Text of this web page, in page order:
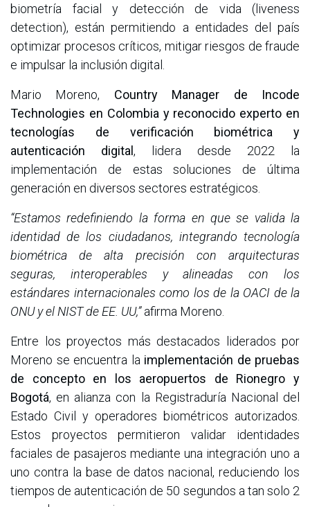
biometría facial y detección de vida (liveness
detection), están permitiendo a entidades del país
optimizar procesos críticos, mitigar riesgos de fraude
e impulsar la inclusión digital.
Mario Moreno, Country Manager de Incode
Technologies en Colombia y reconocido experto en
tecnologías de verificación biométrica y
autenticación digital, lidera desde 2022 la
implementación de estas soluciones de última
generación en diversos sectores estratégicos.
“Estamos redefiniendo la forma en que se valida la
identidad de los ciudadanos, integrando tecnología
biométrica de alta precisión con arquitecturas
seguras, interoperables y alineadas con los
estándares internacionales como los de la OACI de la
ONU y el NIST de EE. UU,”afirma Moreno.
Entre los proyectos más destacados liderados por
Moreno se encuentra la implementación de pruebas
de concepto en los aeropuertos de Rionegro y
Bogotá, en alianza con la Registraduría Nacional del
Estado Civil y operadores biométricos autorizados.
Estos proyectos permitieron validar identidades
faciales de pasajeros mediante una integración uno a
uno contra la base de datos nacional, reduciendo los
tiempos de autenticación de 50 segundos a tan solo 2